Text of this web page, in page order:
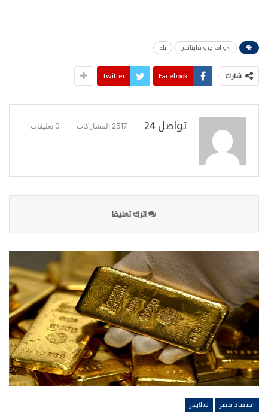
إي اف چي فاينانس بلد
شارك Facebook
Twitter
تواصل 24 2517 المشاركات 0 تعليقات
اترك تعليقا
اقتصاد مصر سلايدر